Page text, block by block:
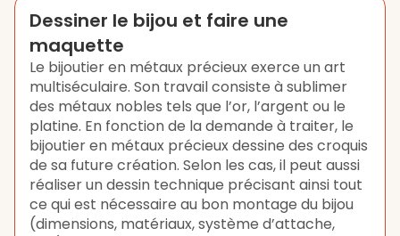
Dessiner le bijou et faire une
maquette
Le bijoutier en métaux précieux exerce un art
multiséculaire. Son travail consiste à sublimer
des métaux nobles tels que l’or, l’argent ou le
platine. En fonction de la demande à traiter, le
bijoutier en métaux précieux dessine des croquis
de sa future création. Selon les cas, il peut aussi
réaliser un dessin technique précisant ainsi tout
ce qui est nécessaire au bon montage du bijou
(dimensions, matériaux, système d’attache,